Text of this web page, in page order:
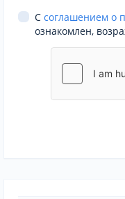
С соглашением о
ознакомлен,